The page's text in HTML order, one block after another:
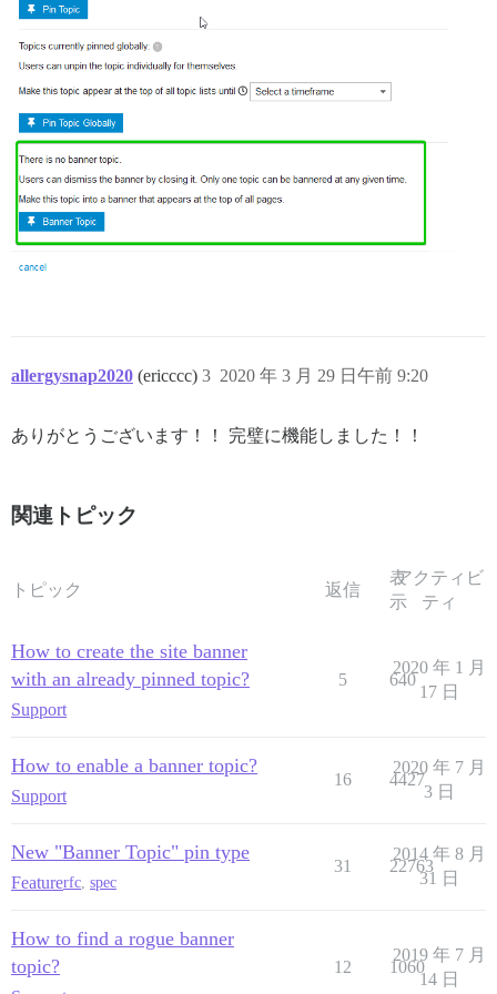
allergysnap2020 (ericccc) 2020 年 3 月 29 日午前 9:20
3
ありがとうございます！！ 完璧に機能しました！！
関連トピック
トピック 返信
表
示
アクティビ
ティ
How to create the site banner
with an already pinned topic?
Support
5 640
2020 年 1 月
17 日
How to enable a banner topic?
Support
16 4427
2020 年 7 月
3 日
New "Banner Topic" pin type
Featurerfc, spec
31 22763
2014 年 8 月
31 日
How to find a rogue banner
topic?
12 1060
2019 年 7 月
14 日